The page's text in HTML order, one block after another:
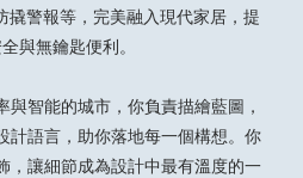
警報等，完美融入現代家居，提
與無鑰匙便利。
智能的城市，你負責描繪藍圖，
計語言，助你落地每一個構想。你
讓細節成為設計中最有溫度的一